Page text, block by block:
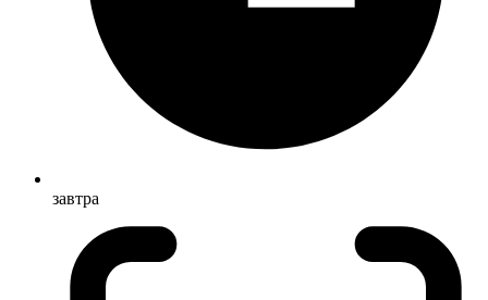
завтра